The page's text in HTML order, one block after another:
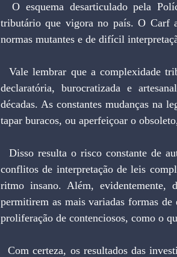
  O esquema desarticulado pela Polícia Federal é a consequência direta do gongórico sistema
tributário que vigora no país. O Carf
normas mutantes e de difícil
  Vale lembrar que a complexidade tributária brasileira decorre de estrutura convencional, arcaica,
declaratória, burocratizada e
décadas. As constantes mudanças na
tapar buracos, ou aperfeiçoar o
conflitos de interpretação de leis
ritmo insano. Além, evidentemente,
permitirem as mais variadas formas
proliferação de contenciosos, como o
  Com certeza, os resultados das investigações serão seguidos de novas rodadas de controles, novos